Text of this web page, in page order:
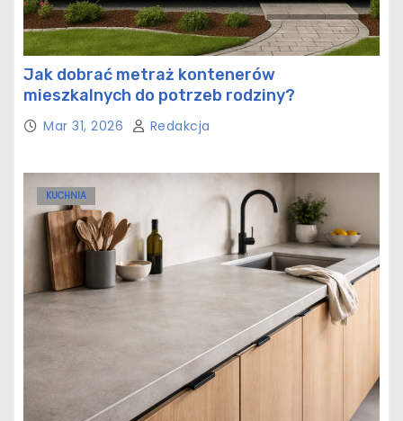
Jak dobrać metraż kontenerów
mieszkalnych do potrzeb rodziny?
Mar 31, 2026 Redakcja
KUCHNIA